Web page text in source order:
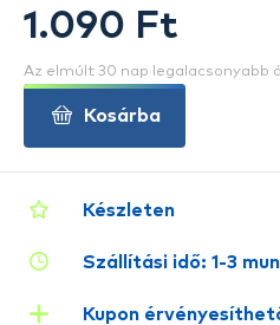
Készleten
Szállítási idő: 1-3
Kupon
1.090 Ft
Az elmúlt 30 nap legalacsonyabb
Kosárba